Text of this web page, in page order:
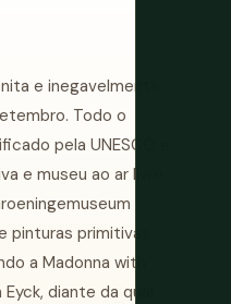
e inegavelmente
Todo o
pela UNESCO e
e museu ao ar livre
pinturas primitivas
a Madonna with
diante da qual